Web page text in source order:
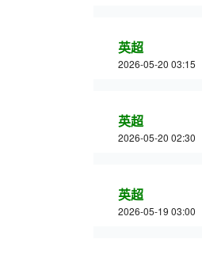
英超
2026-05-20 03:15
英超
2026-05-20 02:30
英超
2026-05-19 03:00